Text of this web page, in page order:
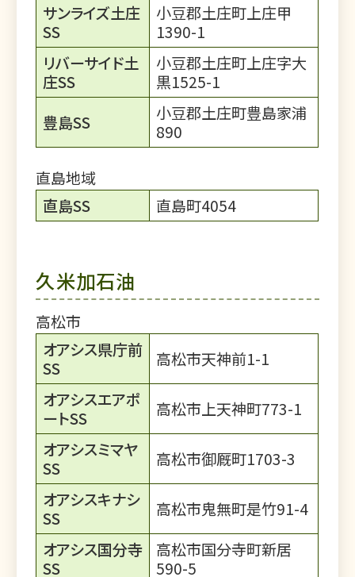
サンライズ土庄
SS
小豆郡土庄町上庄甲
1390-1
リバーサイド土
庄SS
小豆郡土庄町上庄字大
黒1525-1
豊島SS
小豆郡土庄町豊島家浦
890
直島地域
直島SS
直島町4054
久米加石油
高松市
オアシス県庁前
SS
高松市天神前1-1
オアシスエアポ
ートSS
高松市上天神町773-1
オアシスミマヤ
SS
高松市御厩町1703-3
オアシスキナシ
SS
高松市鬼無町是竹91-4
オアシス国分寺
SS
高松市国分寺町新居
590-5